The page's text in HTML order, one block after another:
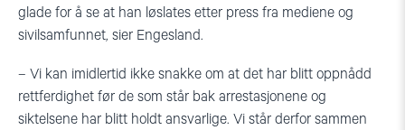
glade for å se at han løslates etter press fra mediene og
sivilsamfunnet, sier Engesland.
– Vi kan imidlertid ikke snakke om at det har blitt oppnådd
rettferdighet før de som står bak arrestasjonene og
siktelsene har blitt holdt ansvarlige. Vi står derfor sammen